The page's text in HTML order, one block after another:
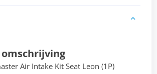
Air Intake Kit Seat Leon (1P)